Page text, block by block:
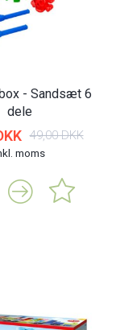
- Sandsæt 6
dele
49,00 DKK
moms